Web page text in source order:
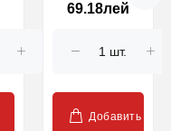
куриным
грибами
Standard, 500 г
69.18лей
Добавить